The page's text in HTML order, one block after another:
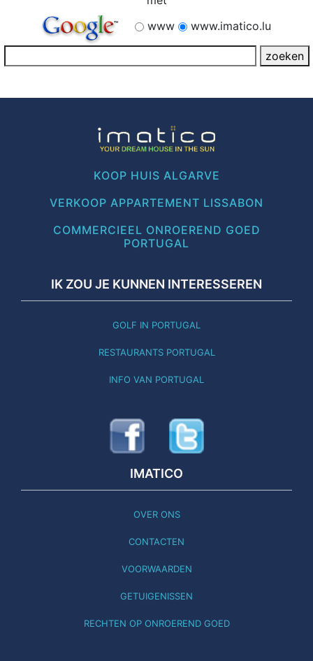
www
www.imatico.lu
KOOP HUIS ALGARVE
VERKOOP APPARTEMENT LISSABON
COMMERCIEEL ONROEREND GOED
PORTUGAL
IK ZOU JE KUNNEN INTERESSEREN
GOLF IN PORTUGAL
RESTAURANTS PORTUGAL
INFO VAN PORTUGAL
IMATICO
OVER ONS
CONTACTEN
VOORWAARDEN
GETUIGENISSEN
RECHTEN OP ONROEREND GOED